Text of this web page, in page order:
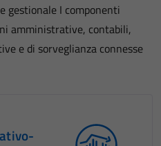
gestionale I componenti
amministrative, contabili,
e di sorveglianza connesse